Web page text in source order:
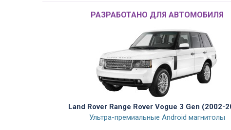
РАЗРАБОТАНО ДЛЯ АВТОМОБИЛЯ
Land Rover Range Rover Vogue 3 Gen (2002-
Ультра-премиальные Android магнитолы